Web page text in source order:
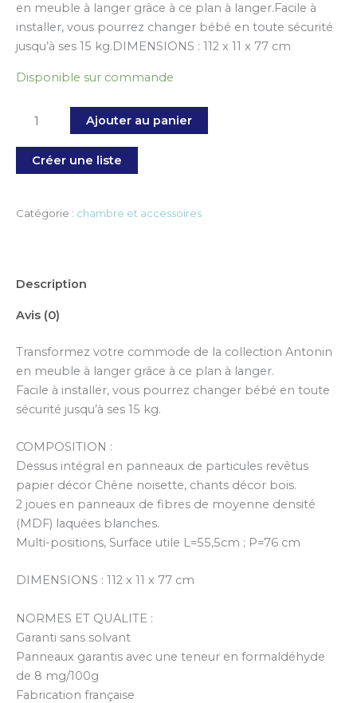
en meuble à langer grâce à ce plan à langer.Facile à
installer, vous pourrez changer bébé en toute sécurité
jusqu’à ses 15 kg.DIMENSIONS : 112 x 11 x 77 cm
Disponible sur commande
Ajouter au panier
Créer une liste
Catégorie : chambre et accessoires
Description
Avis (0)
Transformez votre commode de la collection Antonin
en meuble à langer grâce à ce plan à langer.
Facile à installer, vous pourrez changer bébé en toute
sécurité jusqu’à ses 15 kg.
COMPOSITION :
Dessus intégral en panneaux de particules revêtus
papier décor Chêne noisette, chants décor bois.
2 joues en panneaux de fibres de moyenne densité
(MDF) laquées blanches.
Multi-positions, Surface utile L=55,5cm ; P=76 cm
DIMENSIONS : 112 x 11 x 77 cm
NORMES ET QUALITE :
Garanti sans solvant
Panneaux garantis avec une teneur en formaldéhyde
de 8 mg/100g
Fabrication française